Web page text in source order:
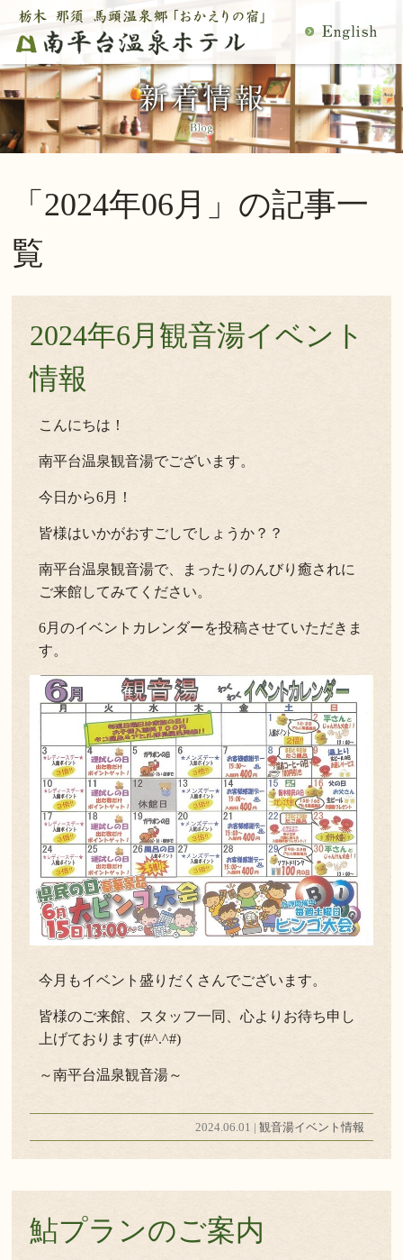
MENU
閉
じ
る
温泉
客室 館内施設
交通アクセス 観光案内
当館の過ごし方
キャンセル/プライバシーポリシー
LANGUAGE
English
「2024年06月」の記事一
覧
2024年6月観音湯イベント
情報
こんにちは！
南平台温泉観音湯でございます。
今日から6月！
皆様はいかがおすごしでしょうか？？
南平台温泉観音湯で、まったりのんびり癒されに
ご来館してみてください。
6月のイベントカレンダーを投稿させていただきま
す。
今月もイベント盛りだくさんでございます。
皆様のご来館、スタッフ一同、心よりお待ち申し
上げております(#^.^#)
～南平台温泉観音湯～
2024.06.01 | 観音湯イベント情報
鮎プランのご案内
空室検索
ご予約内容確認・変更